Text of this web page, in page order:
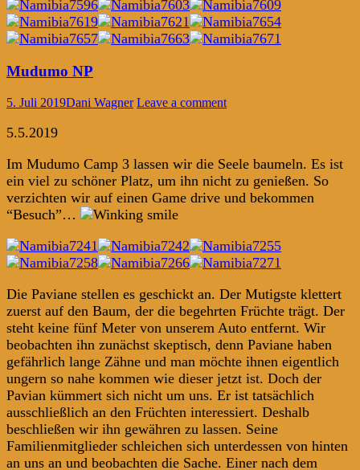
Mudumo NP
5. Juli 2019Dani Wagner Leave a comment
5.5.2019
Im Mudumo Camp 3 lassen wir die Seele baumeln. Es ist
ein viel zu schöner Platz, um ihn nicht zu genießen. So
verzichten wir auf einen Game drive und bekommen
“Besuch”…
Die Paviane stellen es geschickt an. Der Mutigste klettert
zuerst auf den Baum, der die begehrten Früchte trägt. Der
steht keine fünf Meter von unserem Auto entfernt. Wir
beobachten ihn zunächst skeptisch, denn Paviane haben
gefährlich lange Zähne und man möchte ihnen eigentlich
ungern so nahe kommen wie dieser jetzt ist. Doch der
Pavian kümmert sich nicht um uns. Er ist tatsächlich
ausschließlich an den Früchten interessiert. Deshalb
beschließen wir ihn gewähren zu lassen. Seine
Familienmitglieder schleichen sich unterdessen von hinten
an uns an und beobachten die Sache. Einer nach dem